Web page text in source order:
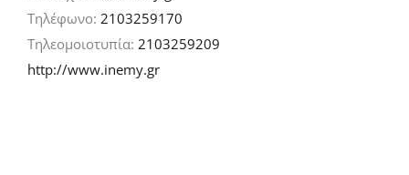
Τηλέφωνο: 2103259170
Τηλεομοιοτυπία: 2103259209
http://www.inemy.gr